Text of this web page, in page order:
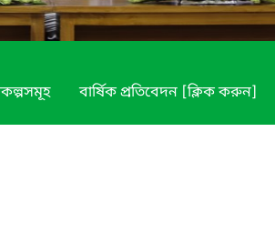
বার্ষিক প্রতিবেদন [ক্লিক করুন]